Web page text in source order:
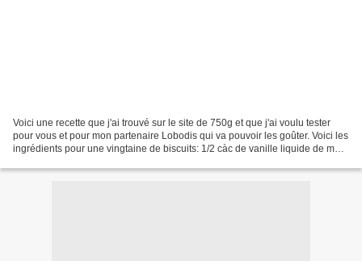
Voici une recette que j'ai trouvé sur le site de 750g et que j'ai voulu tester
pour vous et pour mon partenaire Lobodis qui va pouvoir les goûter. Voici les
ingrédients pour une vingtaine de biscuits: 1/2 càc de vanille liquide de mon